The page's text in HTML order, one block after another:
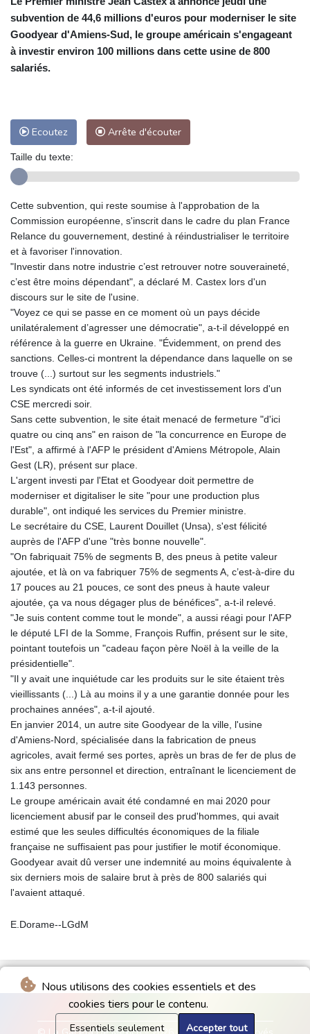
Nous utilisons des cookies essentiels et des
cookies tiers pour le contenu.
Essentiels seulement Accepter tout
subvention de 44,6 millions d'euros pour moderniser le site
Goodyear d'Amiens-Sud, le groupe américain s'engageant
à investir environ 100 millions dans cette usine de 800
salariés.
Ecoutez Arrête d'écouter
Taille du texte:
Cette subvention, qui reste soumise à l'approbation de la
Commission européenne, s'inscrit dans le cadre du plan France
Relance du gouvernement, destiné à réindustrialiser le territoire
et à favoriser l'innovation.
"Investir dans notre industrie c’est retrouver notre souveraineté,
c’est être moins dépendant", a déclaré M. Castex lors d'un
discours sur le site de l'usine.
"Voyez ce qui se passe en ce moment où un pays décide
unilatéralement d’agresser une démocratie", a-t-il développé en
référence à la guerre en Ukraine. "Évidemment, on prend des
sanctions. Celles-ci montrent la dépendance dans laquelle on se
trouve (...) surtout sur les segments industriels."
Les syndicats ont été informés de cet investissement lors d'un
CSE mercredi soir.
Sans cette subvention, le site était menacé de fermeture "d'ici
quatre ou cinq ans" en raison de "la concurrence en Europe de
l'Est", a affirmé à l'AFP le président d'Amiens Métropole, Alain
Gest (LR), présent sur place.
L'argent investi par l'Etat et Goodyear doit permettre de
moderniser et digitaliser le site "pour une production plus
durable", ont indiqué les services du Premier ministre.
Le secrétaire du CSE, Laurent Douillet (Unsa), s'est félicité
auprès de l'AFP d'une "très bonne nouvelle".
"On fabriquait 75% de segments B, des pneus à petite valeur
ajoutée, et là on va fabriquer 75% de segments A, c’est-à-dire du
17 pouces au 21 pouces, ce sont des pneus à haute valeur
ajoutée, ça va nous dégager plus de bénéfices", a-t-il relevé.
"Je suis content comme tout le monde", a aussi réagi pour l'AFP
le député LFI de la Somme, François Ruffin, présent sur le site,
pointant toutefois un "cadeau façon père Noël à la veille de la
présidentielle".
"Il y avait une inquiétude car les produits sur le site étaient très
vieillissants (...) Là au moins il y a une garantie donnée pour les
prochaines années", a-t-il ajouté.
En janvier 2014, un autre site Goodyear de la ville, l'usine
d'Amiens-Nord, spécialisée dans la fabrication de pneus
agricoles, avait fermé ses portes, après un bras de fer de plus de
six ans entre personnel et direction, entraînant le licenciement de
1.143 personnes.
Le groupe américain avait été condamné en mai 2020 pour
licenciement abusif par le conseil des prud'hommes, qui avait
estimé que les seules difficultés économiques de la filiale
française ne suffisaient pas pour justifier le motif économique.
Goodyear avait dû verser une indemnité au moins équivalente à
six derniers mois de salaire brut à près de 800 salariés qui
l'avaient attaqué.
E.Dorame--LGdM